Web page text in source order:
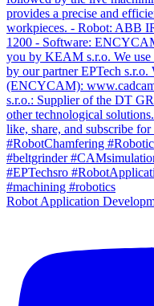
Robot Application